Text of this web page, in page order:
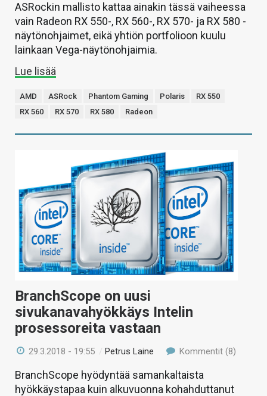
ASRockin mallisto kattaa ainakin tässä vaiheessa
vain Radeon RX 550-, RX 560-, RX 570- ja RX 580 -
näytönohjaimet, eikä yhtiön portfolioon kuulu
lainkaan Vega-näytönohjaimia.
Lue lisää
AMD ASRock Phantom Gaming Polaris
RX 550
RX 560
RX 570 RX 580 Radeon
BranchScope on uusi
sivukanavahyökkäys Intelin
prosessoreita vastaan
29.3.2018 - 19:55 /Petrus Laine Kommentit (8)
BranchScope hyödyntää samankaltaista
hyökkäystapaa kuin alkuvuonna kohahduttanut